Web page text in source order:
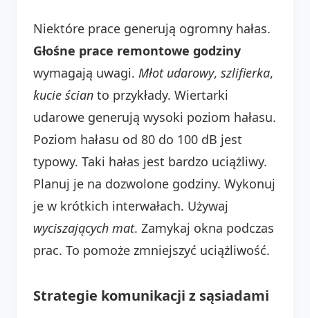
Niektóre prace generują ogromny hałas.
Głośne prace remontowe godziny
wymagają uwagi. Młot udarowy, szlifierka,
kucie ścian to przykłady. Wiertarki
udarowe generują wysoki poziom hałasu.
Poziom hałasu od 80 do 100 dB jest
typowy. Taki hałas jest bardzo uciążliwy.
Planuj je na dozwolone godziny. Wykonuj
je w krótkich interwałach. Używaj
wyciszających mat. Zamykaj okna podczas
prac. To pomoże zmniejszyć uciążliwość.
Strategie komunikacji z sąsiadami